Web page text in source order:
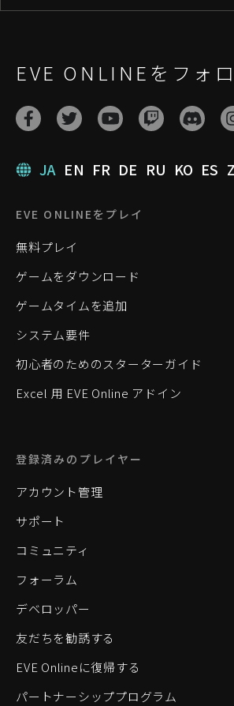
EVE ONLINEをフォ
JA EN FR DE RU KO ES
EVE ONLINEをプレイ
無料プレイ
ゲームをダウンロード
ゲームタイムを追加
システム要件
初心者のためのスターターガイド
Excel 用 EVE Online アドイン
登録済みのプレイヤー
アカウント管理
サポート
コミュニティ
フォーラム
デベロッパー
友だちを勧誘する
EVE Onlineに復帰する
パートナーシッププログラム